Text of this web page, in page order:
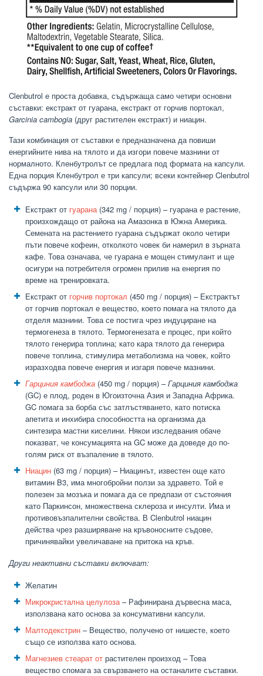
Clenbutrol е проста добавка, съдържаща само четири основни
съставки: екстракт от гуарана, екстракт от горчив портокал,
Garcinia cambogia (друг растителен екстракт) и ниацин.
Тази комбинация от съставки е предназначена да повиши
енергийните нива на тялото и да изгори повече мазнини от
нормалното. Кленбутролът се предлага под формата на капсули.
Една порция Кленбутрол е три капсули; всеки контейнер Clenbutrol
съдържа 90 капсули или 30 порции.
Екстракт от гуарана(342 mg / порция) – гуарана е растение,
произхождащо от района на Амазонка в Южна Америка.
Семената на растението гуарана съдържат около четири
пъти повече кофеин, отколкото човек би намерил в зърната
кафе. Това означава, че гуарана е мощен стимулант и ще
осигури на потребителя огромен прилив на енергия по
време на тренировката.
Екстракт от горчив портокал (450 mg / порция) – Екстрактът
от горчив портокал е вещество, което помага на тялото да
отделя мазнини. Това се постига чрез индуциране на
термогенеза в тялото. Термогенезата е процес, при който
тялото генерира топлина; като кара тялото да генерира
повече топлина, стимулира метаболизма на човек, който
изразходва повече енергия и изгаря повече мазнини.
Гарциния камбоджа (450 mg / порция) –Гарциния камбоджа
(GC) е плод, роден в Югоизточна Азия и Западна Африка.
GC помага за борба със затлъстяването, като потиска
апетита и инхибира способността на организма да
синтезира мастни киселини. Някои изследвания обаче
показват, че консумацията на GC може да доведе до по-
голям риск от възпаление в тялото.
Ниацин (63 mg / порция) – Ниацинът, известен още като
витамин B3, има многобройни ползи за здравето. Той е
полезен за мозъка и помага да се предпази от състояния
като Паркинсон, множествена склероза и инсулти. Има и
противовъзпалителни свойства. В Clenbutrol ниацин
действа чрез разширяване на кръвоносните съдове,
причинявайки увеличаване на притока на кръв.
Други неактивни съставки включват:
Желатин
Микрокристална целулоза– Рафинирана дървесна маса,
използвана като основа за консумативни капсули.
Малтодекстрин – Вещество, получено от нишесте, което
също се използва като основа.
Магнезиев стеарат от растителен произход – Това
вещество спомага за свързването на останалите съставки.